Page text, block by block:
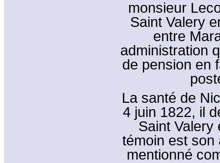
monsieur
Saint Valery
entre
administration
de pension en
La santé de
4 juin 1822, il
Saint Valery
témoin est son
mentionné